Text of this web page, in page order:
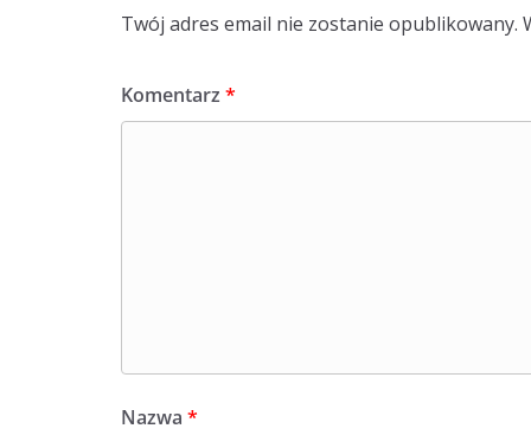
Twój adres email nie zostanie opublikowany.
Komentarz *
Nazwa *